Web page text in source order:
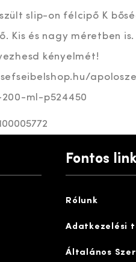
slip-on félcipő K
Kis és nagy méretben
kényelmét!
ml-p524450
Fontos
Rólunk
Adatkezelési
Általános